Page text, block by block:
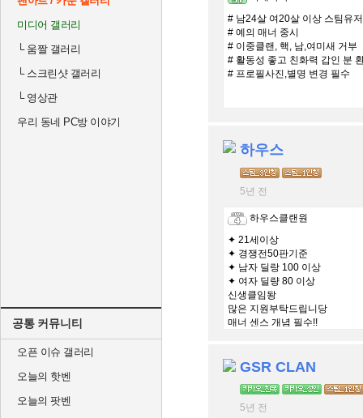
미디어 갤러리
└움짤 갤러리
└스크린샷 갤러리
└영상관
우리 동네 PC방 이야기
공통 커뮤니티
오픈 이슈 갤러리
오늘의 핫벤
오늘의 팟벤
# 남24살 여20살 이상 스팀유저
# 예의 매너 중시
# 이중클랜, 핵, 남,여미새 거부
# 활동성 좋고 친화력 갑인 분
# 프로필사진,별명 변경 필수
하우스
5년 전
하우스클랜원
✦ 21세이상
✦ 경쟁전50판기준
✦ 남자 딜랑 100 이상
✦ 여자 딜량 80 이상
신생클임돵
많은 지원부탁드립니당
매너 센스 개념 필수!!
GSR CLAN
5년 전